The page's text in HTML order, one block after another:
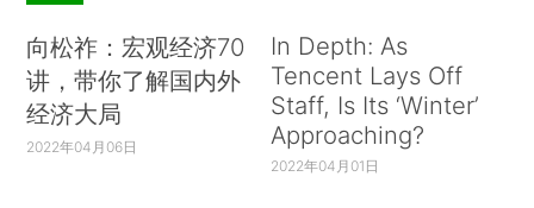
向松祚：宏观经济70
讲，带你了解国内外
经济大局
2022年04月06日
In Depth: As
Tencent Lays Off
Staff, Is Its ‘Winter’
Approaching?
2022年04月01日